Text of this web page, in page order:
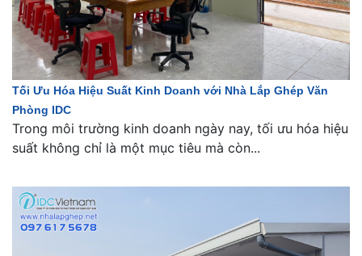
Tối Ưu Hóa Hiệu Suất Kinh Doanh với Nhà Lắp Ghép Văn
Phòng IDC
Trong môi trường kinh doanh ngày nay, tối ưu hóa hiệu
suất không chỉ là một mục tiêu mà còn...